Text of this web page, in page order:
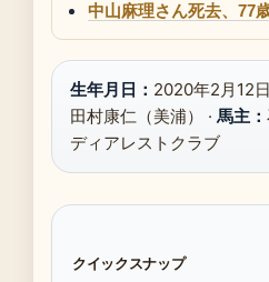
中山麻理さん死去、77
生年月日： 2020年2月12
田村康仁（美浦） · 馬主：
ディアレストクラブ
クイックスナップ